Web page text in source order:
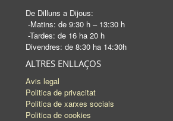
De Dilluns a Dijous:
-Matins: de 9:30 h – 13:30 h
-Tardes: de 16 ha 20 h
Divendres: de 8:30 ha 14:30h
ALTRES ENLLAÇOS
Avis legal
Politica de privacitat
Politica de xarxes socials
Politica de cookies